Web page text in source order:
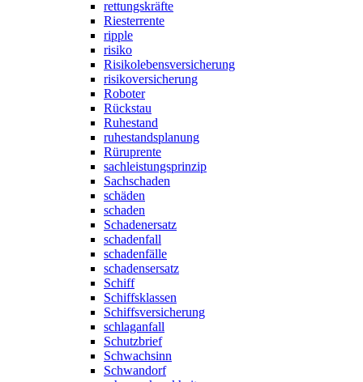
rettungskräfte
Riesterrente
ripple
risiko
Risikolebensversicherung
risikoversicherung
Roboter
Rückstau
Ruhestand
ruhestandsplanung
Rüruprente
sachleistungsprinzip
Sachschaden
schäden
schaden
Schadenersatz
schadenfall
schadenfälle
schadensersatz
Schiff
Schiffsklassen
Schiffsversicherung
schlaganfall
Schutzbrief
Schwachsinn
Schwandorf